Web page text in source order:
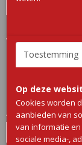
€ 0,00
Op voorraad
Aantal
Toestemming
Op deze
Cookies worden
aanbieden van
van informatie
sociale media-,